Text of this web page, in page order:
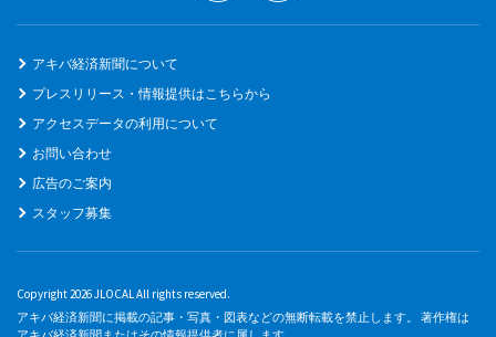
アキバ経済新聞について
プレスリリース・情報提供はこちらから
アクセスデータの利用について
お問い合わせ
広告のご案内
スタッフ募集
Copyright 2026 JLOCAL All rights reserved.
アキバ経済新聞に掲載の記事・写真・図表などの無断転載を禁止します。 著作権は